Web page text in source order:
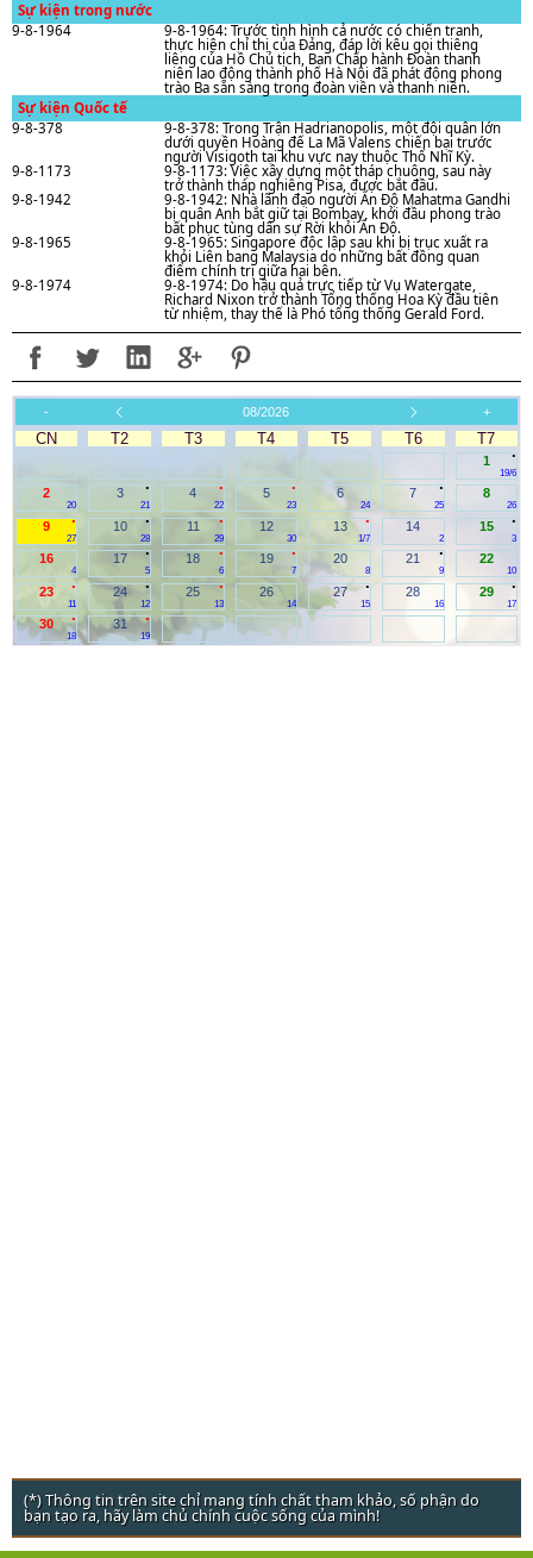
Sự kiện trong nước
9-8-1964
9-8-1964: Trước tình hình cả nước có chiến tranh,
thực hiện chỉ thị của Đảng, đáp lời kêu gọi thiêng
liêng của Hồ Chủ tịch, Ban Chấp hành Đoàn thanh
niên lao động thành phố Hà Nội đã phát động phong
trào Ba sẵn sàng trong đoàn viên và thanh niên.
Sự kiện Quốc tế
9-8-378
9-8-378: Trong Trận Hadrianopolis, một đội quân lớn
dưới quyền Hoàng đế La Mã Valens chiến bại trước
người Visigoth tại khu vực nay thuộc Thổ Nhĩ Kỳ.
9-8-1173
9-8-1173: Việc xây dựng một tháp chuông, sau này
trở thành tháp nghiêng Pisa, được bắt đầu.
9-8-1942
9-8-1942: Nhà lãnh đạo người Ấn Độ Mahatma Gandhi
bị quân Anh bắt giữ tại Bombay, khởi đầu phong trào
bất phục tùng dân sự Rời khỏi Ấn Độ.
9-8-1965
9-8-1965: Singapore độc lập sau khi bị trục xuất ra
khỏi Liên bang Malaysia do những bất đồng quan
điểm chính trị giữa hai bên.
9-8-1974
9-8-1974: Do hậu quả trực tiếp từ Vụ Watergate,
Richard Nixon trở thành Tổng thống Hoa Kỳ đầu tiên
từ nhiệm, thay thế là Phó tổng thống Gerald Ford.
- 08/2026 +
CN T2 T3 T4 T5 T6 T7
.
1
19/6
2
20
.
3
21
.
4
22
.
5
23
6
24
.
7
25
8
26
.
9
27
.
10
28
.
11
29
12
30
.
13
1/7
14
2
.
15
3
16
4
.
17
5
.
18
6
.
19
7
20
8
.
21
9
22
10
.
23
11
.
24
12
.
25
13
26
14
.
27
15
28
16
.
29
17
.
30
18
.
31
19
(*) Thông tin trên site chỉ mang tính chất tham khảo, số phận do
bạn tạo ra, hãy làm chủ chính cuộc sống của mình!